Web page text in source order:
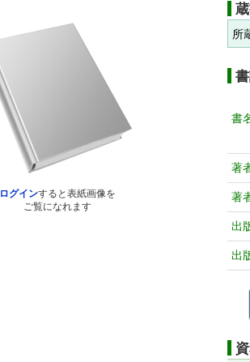
ログインすると表紙画像を
ご覧になれます
所
書
著
著
出
出